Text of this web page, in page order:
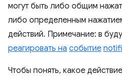
могут быть либо общим
либо определенным
действий. Примечание: в
реагировать на событие
Чтобы понять, какое